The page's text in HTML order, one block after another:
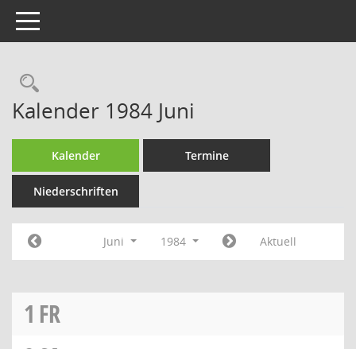
Toggle navigation
Rechercheauswahl
Kalender 1984 Juni
Kalender Termine
Niederschriften
Juni 1984 Aktuell
1 FR